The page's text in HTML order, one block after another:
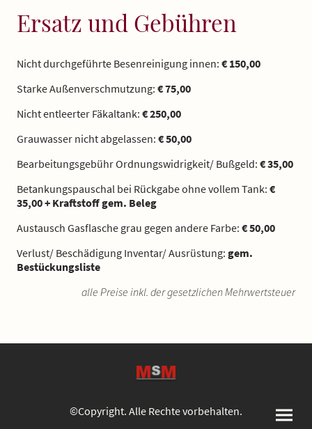
Ersatz und Gebühren
Nicht durchgeführte Besenreinigung innen: € 150,00
Starke Außenverschmutzung: € 75,00
Nicht entleerter Fäkaltank: € 250,00
Grauwasser nicht abgelassen: € 50,00
Bearbeitungsgebühr Ordnungswidrigkeit/ Bußgeld: € 35,00
Betankungspauschal bei Rückgabe ohne vollem Tank: €
35,00 + Kraftstoff gem. Beleg
Austausch Gasflasche grau gegen andere Farbe: € 50,00
Verlust/ Beschädigung Inventar/ Ausrüstung: gem.
Bestückungsliste
alle Preise inkl. der gesetzlichen Mehrwertsteuer
©Copyright. Alle Rechte vorbehalten.